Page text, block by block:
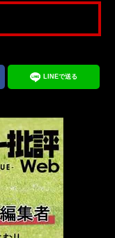
LINEで送る